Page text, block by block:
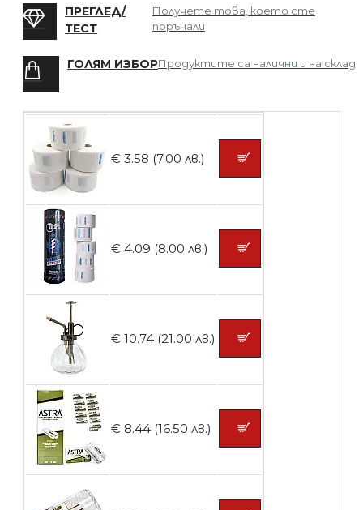
Четка за боядисване
броя
Контейнери за сваляне на гел лак 5
броя
ПРЕГЛЕД/
ТЕСТ
Получете това, което сте
поръчали
ГОЛЯМ ИЗБОРПродуктите са налични и на склад
€ 3.58 (7.00 лв.)
€ 4.09 (8.00 лв.)
€ 10.74 (21.00 лв.)
€ 8.44 (16.50 лв.)